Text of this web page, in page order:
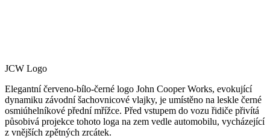
JCW Logo
Elegantní červeno-bílo-černé logo John Cooper Works, evokující
dynamiku závodní šachovnicové vlajky, je umístěno na leskle černé
osmiúhelníkové přední mřížce. Před vstupem do vozu řidiče přivítá
působivá projekce tohoto loga na zem vedle automobilu, vycházející
z vnějších zpětných zrcátek.